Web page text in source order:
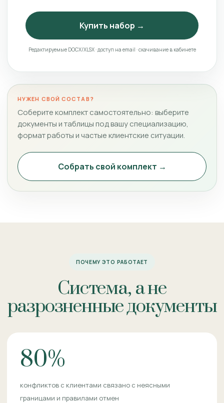
Купить набор →
Редактируемые DOCX/XLSX · доступ на email · скачивание в кабинете
НУЖЕН СВОЙ СОСТАВ?
Соберите комплект самостоятельно: выберите
документы и таблицы под вашу специализацию,
формат работы и частые клиентские ситуации.
Собрать свой комплект →
ПОЧЕМУ ЭТО РАБОТАЕТ
Система, а не
разрозненные документы
80%
конфликтов с клиентами связано с неясными
границами и правилами отмен